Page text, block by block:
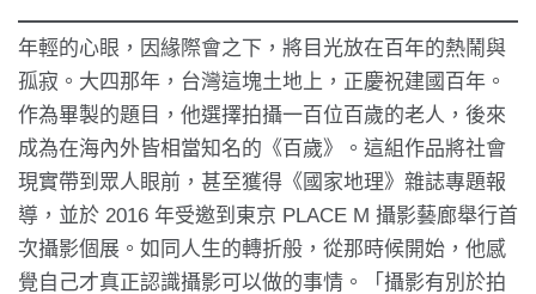
年輕的心眼，因緣際會之下，將目光放在百年的熱鬧與
孤寂。大四那年，台灣這塊土地上，正慶祝建國百年。
作為畢製的題目，他選擇拍攝一百位百歲的老人，後來
成為在海內外皆相當知名的《百歲》。這組作品將社會
現實帶到眾人眼前，甚至獲得《國家地理》雜誌專題報
導，並於 2016 年受邀到東京 PLACE M 攝影藝廊舉行首
次攝影個展。如同人生的轉折般，從那時候開始，他感
覺自己才真正認識攝影可以做的事情。「攝影有別於拍